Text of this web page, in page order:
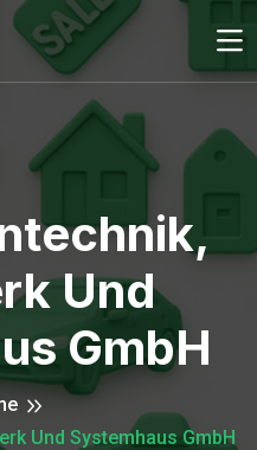
Und
GmbH
Und Systemhaus GmbH